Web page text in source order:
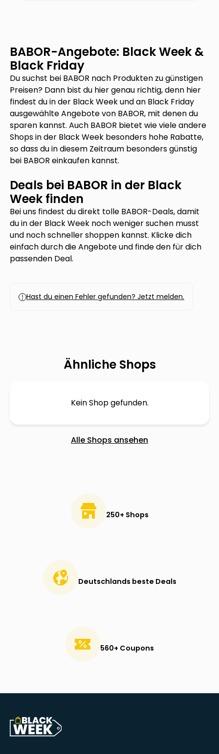
BABOR-Angebote: Black Week &
Black Friday
Du suchst bei BABOR nach Produkten zu günstigen
Preisen? Dann bist du hier genau richtig, denn hier
findest du in der Black Week und an Black Friday
ausgewählte Angebote von BABOR, mit denen du
sparen kannst. Auch BABOR bietet wie viele andere
Shops in der Black Week besonders hohe Rabatte,
so dass du in diesem Zeitraum besonders günstig
bei BABOR einkaufen kannst.
Deals bei BABOR in der Black
Week finden
Bei uns findest du direkt tolle BABOR-Deals, damit
du in der Black Week noch weniger suchen musst
und noch schneller shoppen kannst. Klicke dich
einfach durch die Angebote und finde den für dich
passenden Deal.
Hast du einen Fehler gefunden? Jetzt melden.
Ähnliche Shops
Kein Shop gefunden.
Alle Shops ansehen
250+ Shops
Deutschlands beste Deals
560+ Coupons